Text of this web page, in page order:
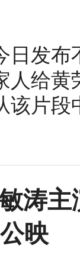
日发
人给
该片
涛
映